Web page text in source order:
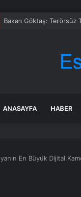
Bakan Göktaş: Terörsüz
ANASAYFA HABER
En Büyük Dijital